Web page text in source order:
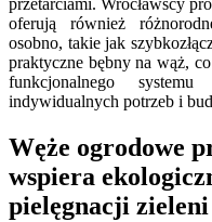
przetarciami. Wrocławscy
oferują również
osobno, takie jak
praktyczne bębny na wąż,
funkcjonalnego
indywidualnych potrzeb i
Węże ogrodowe
wspiera
pielęgnacji zieleni